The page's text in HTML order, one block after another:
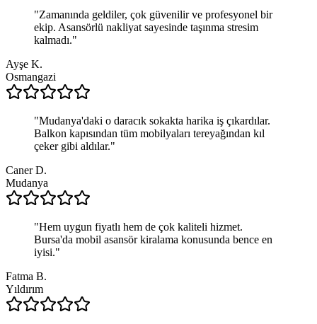
"Zamanında geldiler, çok güvenilir ve profesyonel bir
ekip. Asansörlü nakliyat sayesinde taşınma stresim
kalmadı."
Ayşe K.
Osmangazi
"Mudanya'daki o daracık sokakta harika iş çıkardılar.
Balkon kapısından tüm mobilyaları tereyağından kıl
çeker gibi aldılar."
Caner D.
Mudanya
"Hem uygun fiyatlı hem de çok kaliteli hizmet.
Bursa'da mobil asansör kiralama konusunda bence en
iyisi."
Fatma B.
Yıldırım